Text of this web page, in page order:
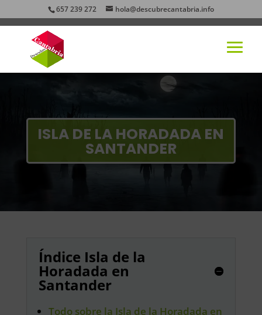
657 239 272 hola@descubrecantabria.info
ISLA DE LA HORADADA EN
SANTANDER
Índice Isla de la
Horadada en
Santander
Todo sobre la Isla de la Horadada en